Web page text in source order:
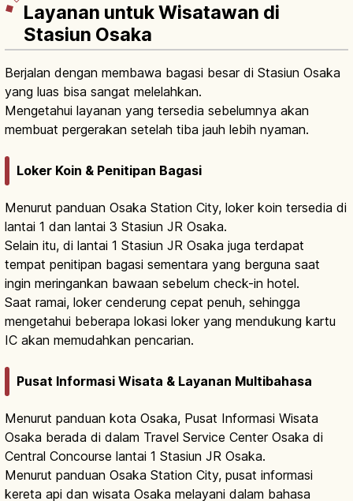
Layanan untuk Wisatawan di
Stasiun Osaka
Berjalan dengan membawa bagasi besar di Stasiun Osaka
yang luas bisa sangat melelahkan.
Mengetahui layanan yang tersedia sebelumnya akan
membuat pergerakan setelah tiba jauh lebih nyaman.
Loker Koin & Penitipan Bagasi
Menurut panduan Osaka Station City, loker koin tersedia di
lantai 1 dan lantai 3 Stasiun JR Osaka.
Selain itu, di lantai 1 Stasiun JR Osaka juga terdapat
tempat penitipan bagasi sementara yang berguna saat
ingin meringankan bawaan sebelum check-in hotel.
Saat ramai, loker cenderung cepat penuh, sehingga
mengetahui beberapa lokasi loker yang mendukung kartu
IC akan memudahkan pencarian.
Pusat Informasi Wisata & Layanan Multibahasa
Menurut panduan kota Osaka, Pusat Informasi Wisata
Osaka berada di dalam Travel Service Center Osaka di
Central Concourse lantai 1 Stasiun JR Osaka.
Menurut panduan Osaka Station City, pusat informasi
kereta api dan wisata Osaka melayani dalam bahasa